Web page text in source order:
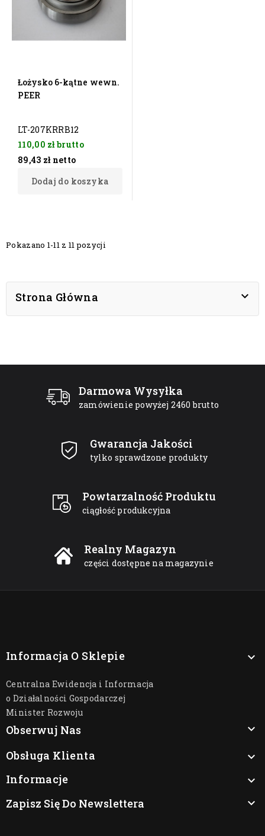
Łożysko 6-kątne wewn.
PEER
LT-207KRRB12
110,00 złbrutto
89,43 zł netto
Dodaj do koszyka
Pokazano 1-11 z 11 pozycji
Strona Główna 
Darmowa Wysyłka
zamówienie powyżej 2460 brutto
Gwarancja Jakości
tylko sprawdzone produkty
Powtarzalność Produktu
ciągłość produkcyjna
Realny Magazyn
części dostępne na magazynie
Informacja O Sklepie 
Centralna Ewidencja i Informacja
o Działalności Gospodarczej
Minister Rozwoju
Obserwuj Nas

Obsługa Klienta

Informacje

Zapisz Się Do Newslettera
